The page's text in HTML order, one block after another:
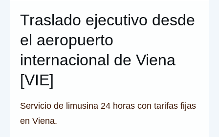
Traslado ejecutivo desde
el aeropuerto
internacional de Viena
[VIE]
Servicio de limusina 24 horas con tarifas fijas
en Viena.